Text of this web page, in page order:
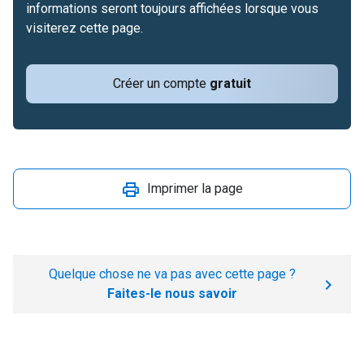
Créer un compte gratuit
informations seront toujours affichées lorsque vous
visiterez cette page.
Imprimer la page
Quelque chose ne va pas avec cette page ?
Faites-le nous savoir